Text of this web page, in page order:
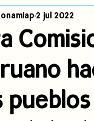
Navegador indígena
onamiap 2 jul 2022